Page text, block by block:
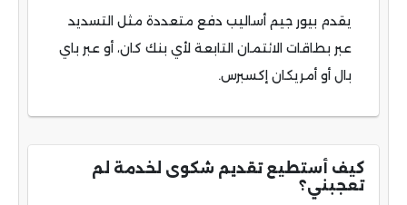
يقدم بيور جيم أساليب دفع متعددة مثل التسديد
عبر بطاقات الائتمان التابعة لأي بنك كان، أو عبر باي
بال أو أمريكان إكسبرس.
كيف أستطيع تقديم شكوى لخدمة لم
تعجبني؟